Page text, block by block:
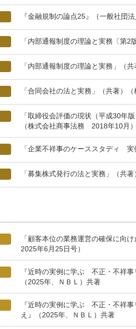
『金融規制の論点25』（一般社団
「内部通報制度の理論と実務〔第
「内部通報制度の理論と実務」（
「合同会社の法と実務」（共著）
「取締役会評価の現状（平成30年
（株式会社商事法務 2018年10月）
「企業不祥事のケーススタディ
「募集株式発行の法と実務」（共
「顧客本位の業務運営の確保に
2025年6月25日号）
『近時の実例に学ぶ 不正・不祥事
（2025年、ＮＢＬ）共著
『近時の実例に学ぶ 不正・不祥
え』（2025年、ＮＢＬ）共著